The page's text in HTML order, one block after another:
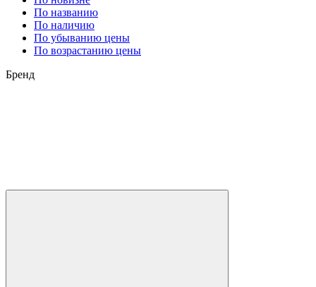
По названию
По наличию
По убыванию цены
По возрастанию цены
Бренд